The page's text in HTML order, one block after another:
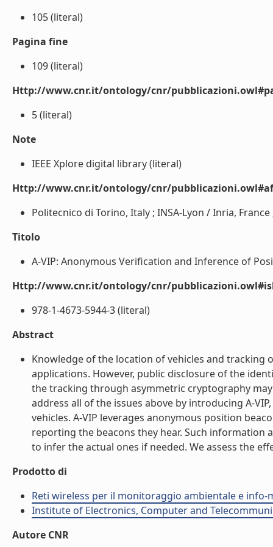
105 (literal)
Pagina fine
109 (literal)
Http://www.cnr.it/ontology/cnr/
5 (literal)
Note
IEEE Xplore digital library (literal)
Http://www.cnr.it/ontology/cnr/
Politecnico di Torino, Italy ; INSA-Lyon / Inria,
Titolo
A-VIP: Anonymous Verification and Inference of
Http://www.cnr.it/ontology/cnr/
978-1-4673-5944-3 (literal)
Abstract
Knowledge of the location of vehicles and
applications. However, public disclosure of the
the tracking through asymmetric cryptography
address all of the issues above by introducing A-
vehicles. A-VIP leverages anonymous position
reporting the beacons they hear. Such information
to infer the actual ones if needed. We assess the
Prodotto di
Reti wireless per il monitoraggio ambientale e info-
Institute of Electronics, Computer and
Autore CNR